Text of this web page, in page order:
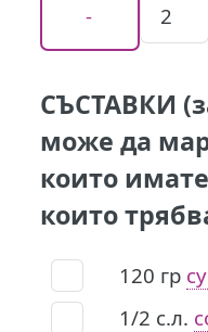
СЪСТАВКИ
може да
които
които
120 гр
1/2 с.л.